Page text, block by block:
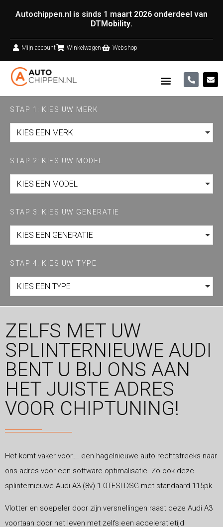
Autochippen.nl is sinds 1 maart 2026 onderdeel van
DTMobility.
Mijn account Winkelwagen Webshop
STAP 1: KIES UW MERK
KIES EEN MERK
STAP 2: KIES UW MODEL
KIES EEN MODEL
STAP 3: KIES UW GENERATIE
KIES EEN GENERATIE
STAP 4: KIES UW TYPE
KIES EEN TYPE
ZELFS MET UW
SPLINTERNIEUWE AUDI
BENT U BIJ ONS AAN
HET JUISTE ADRES
VOOR CHIPTUNING!
Het komt vaker voor…. een hagelnieuwe auto rechtstreeks naar
ons adres voor een software-optimalisatie. Zo ook deze
splinternieuwe Audi A3 (8v) 1.0TFSI DSG met standaard 115pk.
Vlotter en soepeler door zijn versnellingen raast deze Audi A3
voortaan door het leven met zelfs een acceleratietijd